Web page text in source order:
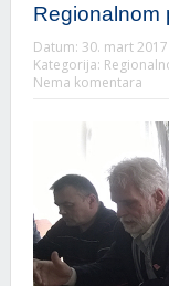
Regionalnom
Datum: 30. mart 2017
Kategorija:
Nema komentara